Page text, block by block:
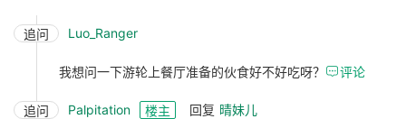
追问 Luo_Ranger
我想问一下游轮上餐厅准备的伙食好不好吃呀？ 评论
追问 Palpitation 楼主 回复 晴妹儿